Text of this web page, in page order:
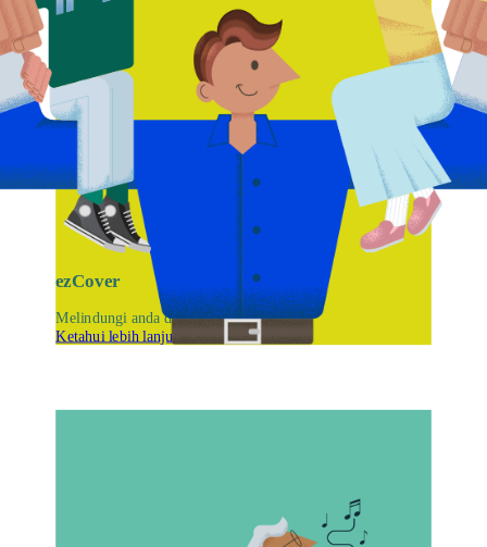
ezCover
Melindungi anda dan keluarga anda
Ketahui lebih lanjut